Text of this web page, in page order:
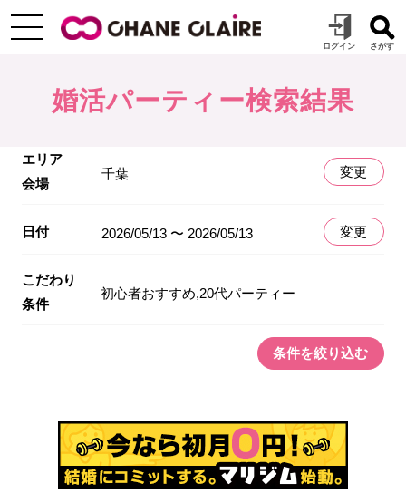
婚活パーティー検索結果
エリア
会場
千葉 変更
日付 2026/05/13 〜 2026/05/13 変更
こだわり
条件
初心者おすすめ,20代パーティー
条件を絞り込む